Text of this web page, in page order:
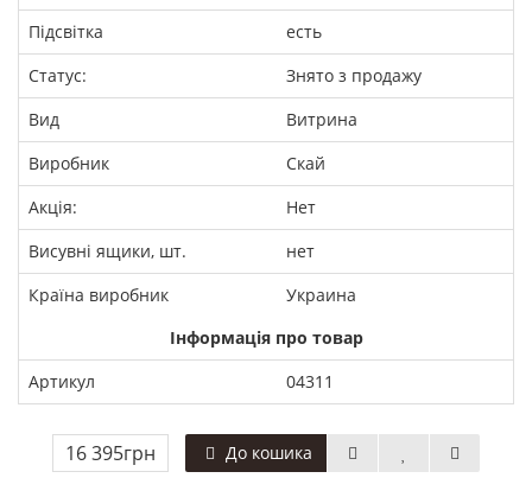
Підсвітка
есть
Статус:
Знято з продажу
Вид
Витрина
Виробник
Скай
Акція:
Нет
Висувні ящики, шт.
нет
Країна виробник
Украина
Інформація про товар
Артикул
04311
16 395грн До кошика